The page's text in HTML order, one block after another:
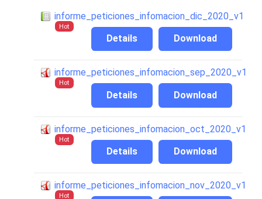
informe_peticiones_infomacion_dic_2020_v1
Hot
Download
Details
informe_peticiones_infomacion_sep_2020_v1
Hot
Download
Details
informe_peticiones_infomacion_oct_2020_v1
Hot
Download
Details
informe_peticiones_infomacion_nov_2020_v1
Hot